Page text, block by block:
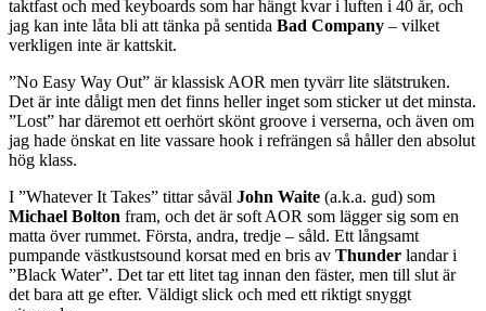
taktfast och med keyboards som har hängt kvar i luften i 40 år, och
jag kan inte låta bli att tänka på sentida Bad Company – vilket
verkligen inte är kattskit.
”No Easy Way Out” är klassisk AOR men tyvärr lite slätstruken.
Det är inte dåligt men det finns heller inget som sticker ut det minsta.
”Lost” har däremot ett oerhört skönt groove i verserna, och även om
jag hade önskat en lite vassare hook i refrängen så håller den absolut
hög klass.
I ”Whatever It Takes” tittar såväl John Waite (a.k.a. gud) som
Michael Bolton fram, och det är soft AOR som lägger sig som en
matta över rummet. Första, andra, tredje – såld. Ett långsamt
pumpande västkustsound korsat med en bris av Thunder landar i
”Black Water”. Det tar ett litet tag innan den fäster, men till slut är
det bara att ge efter. Väldigt slick och med ett riktigt snyggt